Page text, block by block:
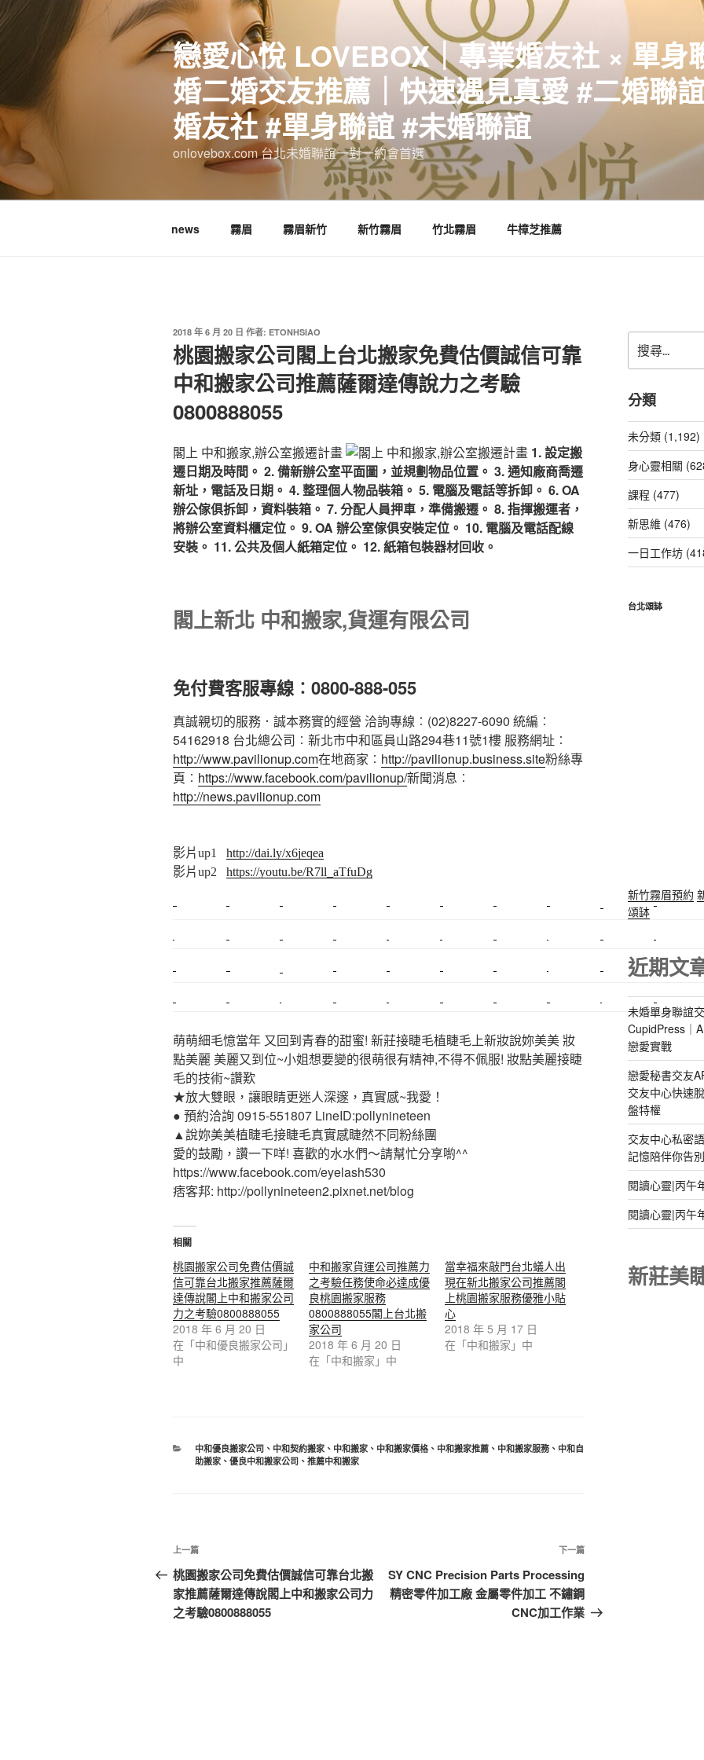
跳
至
容
戀愛心悅 LOVEBOX｜專業婚友社 × 單身
婚二婚交友推薦｜快速遇見真愛 #二婚聯
婚友社 #單身聯誼 #未婚聯誼
onlovebox.com 台北未婚聯誼一對一約會首選
news 霧眉 霧眉新竹 新竹霧眉 竹北霧眉 牛樟芝推薦
發
佈
於
2018 年 6 月 20 日 作者: ETONHSIAO
桃園搬家公司閣上台北搬家免費估價誠信可靠
中和搬家公司推薦薩爾達傳說力之考驗
0800888055
閣上 中和搬家,辦公室搬遷計畫
1. 設定搬
遷日期及時間。 2. 備新辦公室平面圖，並規劃物品位置。 3. 通知廠商喬遷
新址，電話及日期。 4. 整理個人物品裝箱。 5. 電腦及電話等拆卸。 6. OA
辦公傢俱拆卸，資料裝箱。 7. 分配人員押車，準備搬遷。 8. 指揮搬運者，
將辦公室資料櫃定位。 9. OA 辦公室傢俱安裝定位。 10. 電腦及電話配線
安裝。 11. 公共及個人紙箱定位。 12. 紙箱包裝器材回收。
閣上新北 中和搬家,貨運有限公司
免付費客服專線︰0800-888-055
真誠親切的服務．誠本務實的經營 洽詢專線︰(02)8227-6090 統編︰
54162918 台北總公司︰新北市中和區員山路294巷11號1樓 服務網址︰
http://www.pavilionup.com在地商家︰ http://pavilionup.business.site粉絲專
頁︰ https://www.facebook.com/pavilionup/新聞消息︰
http://news.pavilionup.com
影片up1 http://dai.ly/x6jeqea
影片up2 https://youtu.be/R7ll_aTfuDg
萌萌細毛憶當年 又回到青春的甜蜜! 新莊接睫毛植睫毛上新妝說妳美美 妝
點美麗 美麗又到位~小姐想要變的很萌很有精神,不得不佩服! 妝點美麗接睫
毛的技術~讚歎
★放大雙眼，讓眼睛更迷人深邃，真實感~我愛！
● 預約洽詢 0915-551807 LineID:pollynineteen
▲說妳美美植睫毛接睫毛真實感睫然不同粉絲團
愛的鼓勵，讚一下咩! 喜歡的水水們～請幫忙分享喲^^
https://www.facebook.com/eyelash530
痞客邦: http://pollynineteen2.pixnet.net/blog
相關
桃園搬家公司免費估價誠
信可靠台北搬家推薦薩爾
達傳說閣上中和搬家公司
力之考驗0800888055
2018 年 6 月 20 日
在「中和優良搬家公司」
中
中和搬家貨運公司推薦力
之考驗任務使命必達成優
良桃園搬家服務
0800888055閣上台北搬
家公司
2018 年 6 月 20 日
在「中和搬家」中
當幸福來敲門台北蟻人出
現在新北搬家公司推薦閣
上桃園搬家服務優雅小貼
心
2018 年 5 月 17 日
在「中和搬家」中
分
類
中和優良搬家公司 、 中和契約搬家、 中和搬家、 中和搬家價格、 中和搬家推薦、 中和搬家服務、 中和自
助搬家、 優良中和搬家公司 、 推薦中和搬家
文
章
導
上
一
篇
文
上一篇
桃園搬家公司免費估價誠信可靠台北搬
家推薦薩爾達傳說閣上中和搬家公司力
之考驗0800888055
下
篇
文
下一篇
SY CNC Precision Parts Processing
精密零件加工廠 金屬零件加工 不鏽鋼
CNC加工作業
尋
關
鍵
字:
分類
未分類 (1,192)
身心靈相關
課程 (477)
新思維 (476)
一日工作坊
台北頌缽
新竹霧眉預約
頌缽
近期文
未婚單身聯誼
CupidPress｜
戀愛實戰
戀愛秘書交友
交友中心快速
盤特權
交友中心私密
記憶陪伴你告
閱讀心靈|丙午
閱讀心靈|丙午
新莊美